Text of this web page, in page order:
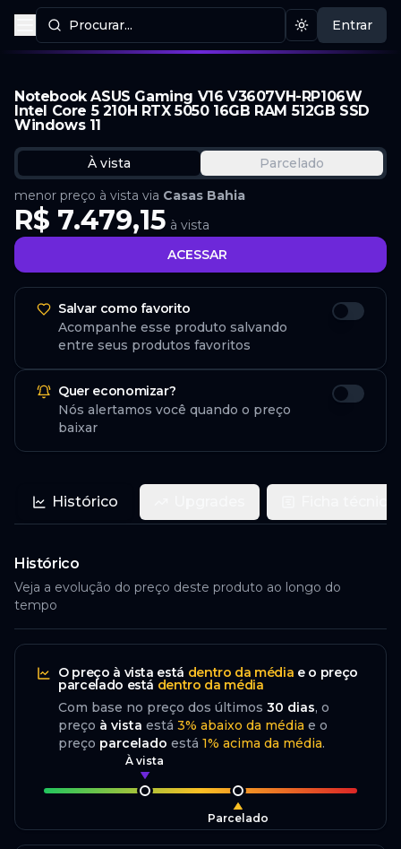
Procurar...
Procurar produtos Mudar tema
Entrar
Notebook ASUS Gaming V16 V3607VH-RP106W
Intel Core 5 210H RTX 5050 16GB RAM 512GB SSD
Windows 11
À vista
Parcelado
menor preço à vista via Casas Bahia
R$ 7.479,15 à vista
ACESSAR
Salvar como favorito
Acompanhe esse produto salvando
entre seus produtos favoritos
Quer economizar?
Nós alertamos você quando o preço
baixar
Histórico
Histórico
Veja a evolução do preço deste produto ao longo do
tempo
O preço à vista está dentro da média e o preço
parcelado está dentro da média
Com base no preço dos últimos 30 dias, o
preço à vista está 3% abaixo da média e o
preço parcelado está 1% acima da média.
À vista
Parcelado